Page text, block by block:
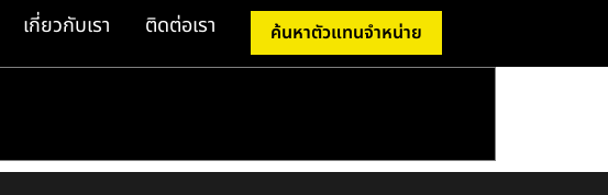
เกี่ยวกับเรา ติดต่อเรา ค้นหาตัวแทนจำหน่าย